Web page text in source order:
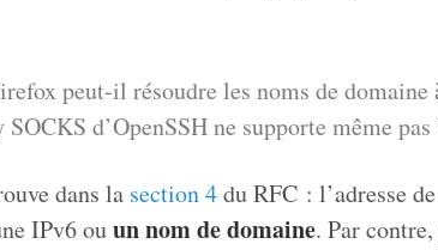
peut-il résoudre les noms de domaine
d’OpenSSH ne supporte même
dans la section 4du RFC : l’adresse
IPv6 ouun nom de domaine. Par